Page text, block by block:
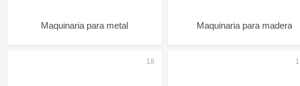
Maquinaria para metal Maquinaria para madera